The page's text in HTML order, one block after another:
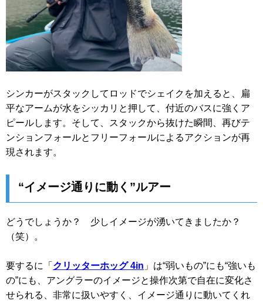
シンカーがスタックしてロッドでシェイクを加えると、扁
平なアームが水をシッカリと押して、付近のバスに強くア
ピールします。そして、スタックから抜けた瞬間、再びテ
ンションフォールとフリーフォールによるアクションが再
現されます。
“イメージ通りに動く”ルアー
どうでしょうか？ 少しイメージが湧いてきましたか？
（笑）。
要するに「 クリッターホッグ 4in 」は“弱いもの”にも“強いも
の”にも、アングラーのイメージと操作次第で自在に変化さ
せられる、非常に扱いやすく、イメージ通りに動いてくれ